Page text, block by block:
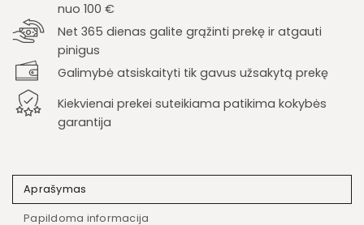
nuo 100 €
Net 365 dienas galite grąžinti prekę ir atgauti
pinigus
Galimybė atsiskaityti tik gavus užsakytą prekę
Kiekvienai prekei suteikiama patikima kokybės
garantija
Aprašymas
Papildoma informacija